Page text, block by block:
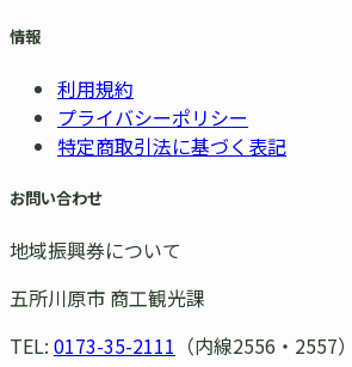
情報
利用規約
プライバシーポリシー
特定商取引法に基づく表記
お問い合わせ
地域振興券について
五所川原市 商工観光課
TEL: 0173-35-2111 （内線2556・2557）